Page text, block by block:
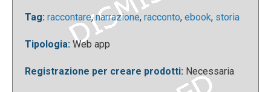
e permette creare e pubblicare un numero indefinito
di pagine utilizzando tutti gli strumenti di Atavist.
Inoltre possiamo costituire una squadra composta
da 5 membri, guardare il numero di visualizzazioni
della nostra pubblicazione e usufruire del servizio
Tag: raccontare,narrazione, racconto, ebook, storia
Tipologia: Web app
Registrazione per creare prodotti: Necessaria